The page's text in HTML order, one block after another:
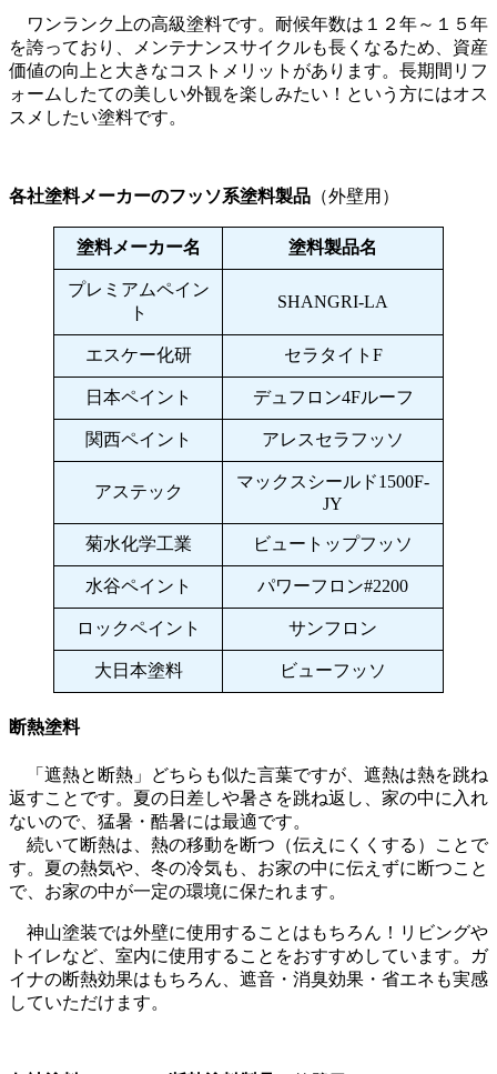
ワンランク上の高級塗料です。耐候年数は１２年～１５年
を誇っており、メンテナンスサイクルも長くなるため、資産
価値の向上と大きなコストメリットがあります。長期間リフ
ォームしたての美しい外観を楽しみたい！という方にはオス
スメしたい塗料です。
各社塗料メーカーのフッソ系塗料製品 （外壁用）
塗料メーカー名 塗料製品名
プレミアムペイン
ト
SHANGRI-LA
エスケー化研 セラタイトF
日本ペイント デュフロン4Fルーフ
関西ペイント アレスセラフッソ
アステック
マックスシールド1500F-
JY
菊水化学工業 ビュートップフッソ
水谷ペイント パワーフロン#2200
ロックペイント サンフロン
大日本塗料 ビューフッソ
断熱塗料
「遮熱と断熱」どちらも似た言葉ですが、遮熱は熱を跳ね
返すことです。夏の日差しや暑さを跳ね返し、家の中に入れ
ないので、猛暑・酷暑には最適です。
続いて断熱は、熱の移動を断つ（伝えにくくする）ことで
す。夏の熱気や、冬の冷気も、お家の中に伝えずに断つこと
で、お家の中が一定の環境に保たれます。
神山塗装では外壁に使用することはもちろん！リビングや
トイレなど、室内に使用することをおすすめしています。ガ
イナの断熱効果はもちろん、遮音・消臭効果・省エネも実感
していただけます。